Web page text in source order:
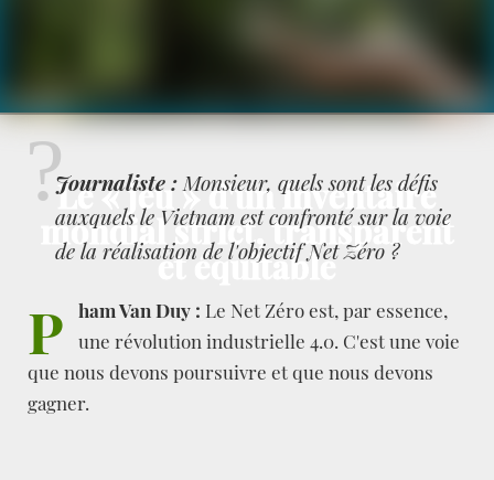
Le « jeu » d'un inventaire
mondial strict, transparent
et équitable
Journaliste : Monsieur, quels sont les défis
auxquels le Vietnam est confronté sur la voie
de la réalisation de l'objectif Net Zéro ?
P ham Van Duy : Le Net Zéro est, par essence,
une révolution industrielle 4.0. C'est une voie
que nous devons poursuivre et que nous devons
gagner.